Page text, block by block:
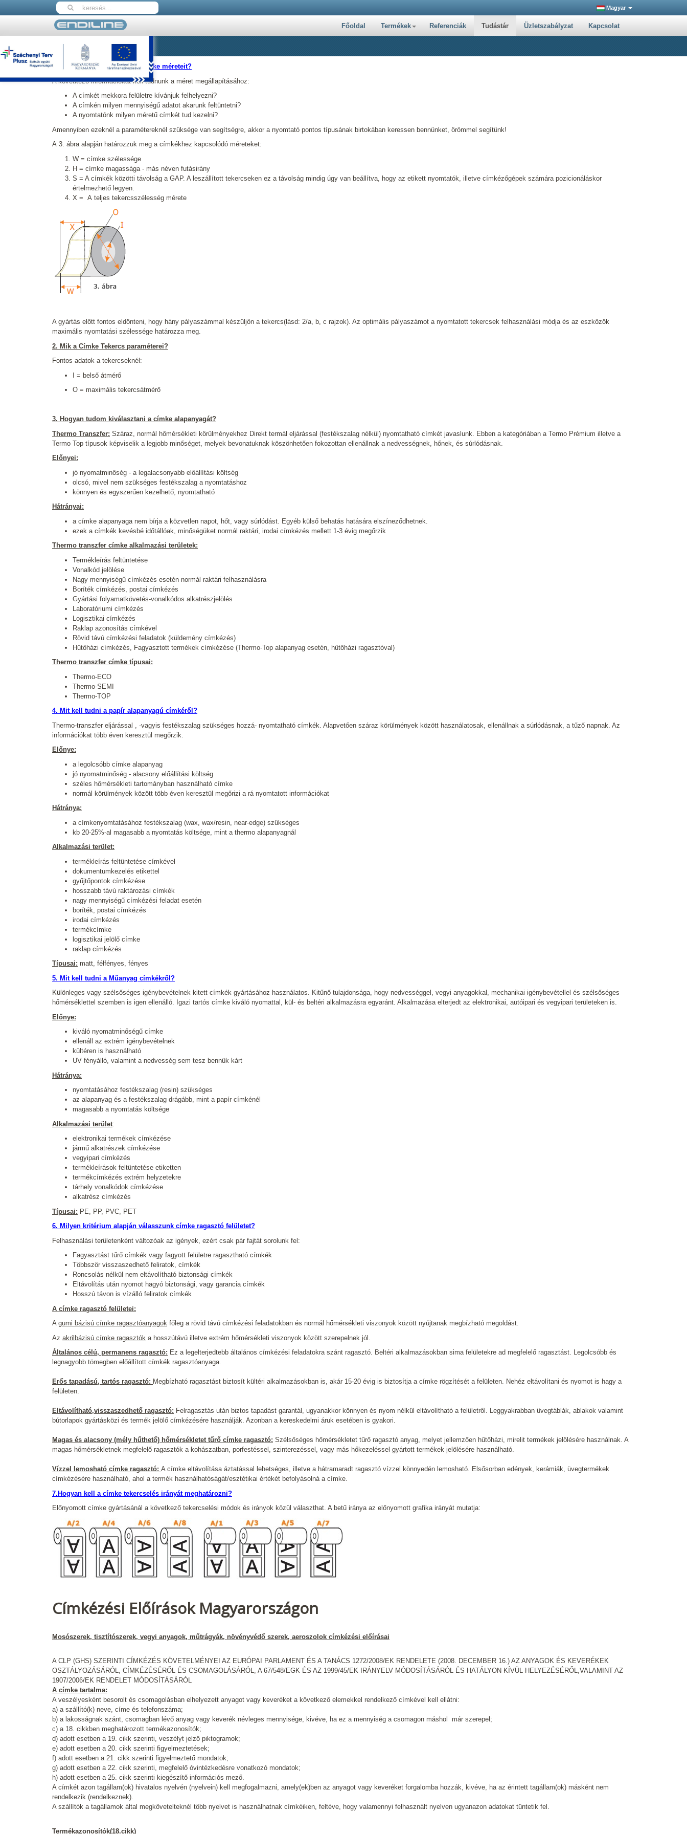
Magyar
Főoldal Termékek Referenciák Tudástár Üzletszabályzat Kapcsolat
Nyitólap Tudástár Tudástár
1.Hogyan határozom meg a címke méreteit?
A következő információkat kell tudnunk a méret megállapításához:
A címkét mekkora felületre kívánjuk felhelyezni?
A címkén milyen mennyiségű adatot akarunk feltüntetni?
A nyomtatónk milyen méretű címkét tud kezelni?
Amennyiben ezeknél a paramétereknél szüksége van segítségre, akkor a nyomtató pontos típusának birtokában keressen bennünket, örömmel segítünk!
A 3. ábra alapján határozzuk meg a címkékhez kapcsolódó méreteket:
W = címke szélessége
H = címke magassága - más néven futásirány
S = A címkék közötti távolság a GAP. A leszállított tekercseken ez a távolság mindig úgy van beállítva, hogy az etikett nyomtatók, illetve címkézőgépek számára pozicionáláskor
értelmezhető legyen.
X = A teljes tekercsszélesség mérete
A gyártás előtt fontos eldönteni, hogy hány pályaszámmal készüljön a tekercs(lásd: 2/a, b, c rajzok). Az optimális pályaszámot a nyomtatott tekercsek felhasználási módja és az eszközök
maximális nyomtatási szélessége határozza meg.
2. Mik a Címke Tekercs paraméterei?
Fontos adatok a tekercseknél:
I = belső átmérő
O = maximális tekercsátmérő
3. Hogyan tudom kiválasztani a címke alapanyagát?
Thermo Transzfer: Száraz, normál hőmérsékleti körülményekhez Direkt termál eljárással (festékszalag nélkül) nyomtatható címkét javaslunk. Ebben a kategóriában a Termo Prémium illetve a
Termo Top típusok képviselik a legjobb minőséget, melyek bevonatuknak köszönhetően fokozottan ellenállnak a nedvességnek, hőnek, és súrlódásnak.
Előnyei:
jó nyomatminőség - a legalacsonyabb előállítási költség
olcsó, mivel nem szükséges festékszalag a nyomtatáshoz
könnyen és egyszerűen kezelhető, nyomtatható
Hátrányai:
a címke alapanyaga nem bírja a közvetlen napot, hőt, vagy súrlódást. Egyéb külső behatás hatására elszíneződhetnek.
ezek a címkék kevésbé időtállóak, minőségüket normál raktári, irodai címkézés mellett 1-3 évig megőrzik
Thermo transzfer címke alkalmazási területek:
Termékleírás feltüntetése
Vonalkód jelölése
Nagy mennyiségű címkézés esetén normál raktári felhasználásra
Boríték címkézés, postai címkézés
Gyártási folyamatkövetés-vonalkódos alkatrészjelölés
Laboratóriumi címkézés
Logisztikai címkézés
Raklap azonosítás címkével
Rövid távú címkézési feladatok (küldemény címkézés)
Hűtőházi címkézés, Fagyasztott termékek címkézése (Thermo-Top alapanyag esetén, hűtőházi ragasztóval)
Thermo transzfer címke típusai:
Thermo-ECO
Thermo-SEMI
Thermo-TOP
4. Mit kell tudni a papír alapanyagú címkéről?
Thermo-transzfer eljárással , -vagyis festékszalag szükséges hozzá- nyomtatható címkék. Alapvetően száraz körülmények között használatosak, ellenállnak a súrlódásnak, a tűző napnak. Az
információkat több éven keresztül megőrzik.
Előnye:
a legolcsóbb címke alapanyag
jó nyomatminőség - alacsony előállítási költség
széles hőmérsékleti tartományban használható címke
normál körülmények között több éven keresztül megőrizi a rá nyomtatott információkat
Hátránya:
a címkenyomtatásához festékszalag (wax, wax/resin, near-edge) szükséges
kb 20-25%-al magasabb a nyomtatás költsége, mint a thermo alapanyagnál
Alkalmazási terület:
termékleírás feltüntetése címkével
dokumentumkezelés etikettel
gyűjtőpontok címkézése
hosszabb távú raktározási címkék
nagy mennyiségű címkézési feladat esetén
boríték, postai címkézés
irodai címkézés
termékcímke
logisztikai jelölő címke
raklap címkézés
Típusai: matt, félfényes, fényes
5. Mit kell tudni a Műanyag címkékről?
Különleges vagy szélsőséges igénybevételnek kitett címkék gyártásához használatos. Kitűnő tulajdonsága, hogy nedvességgel, vegyi anyagokkal, mechanikai igénybevétellel és szélsőséges
hőmérséklettel szemben is igen ellenálló. Igazi tartós címke kiváló nyomattal, kül- és beltéri alkalmazásra egyaránt. Alkalmazása elterjedt az elektronikai, autóipari és vegyipari területeken is.
Előnye:
kiváló nyomatminőségű címke
ellenáll az extrém igénybevételnek
kültéren is használható
UV fényálló, valamint a nedvesség sem tesz bennük kárt
Hátránya:
nyomtatásához festékszalag (resin) szükséges
az alapanyag és a festékszalag drágább, mint a papír címkénél
magasabb a nyomtatás költsége
Alkalmazási terület:
elektronikai termékek címkézése
jármű alkatrészek címkézése
vegyipari címkézés
termékleírások feltüntetése etiketten
termékcímkézés extrém helyzetekre
tárhely vonalkódok címkézése
alkatrész címkézés
Típusai: PE, PP, PVC, PET
6. Milyen kritérium alapján válasszunk címke ragasztó felületet?
Felhasználási területenként változóak az igények, ezért csak pár fajtát sorolunk fel:
Fagyasztást tűrő címkék vagy fagyott felületre ragasztható címkék
Többször visszaszedhető feliratok, címkék
Roncsolás nélkül nem eltávolítható biztonsági címkék
Eltávolítás után nyomot hagyó biztonsági, vagy garancia címkék
Hosszú távon is vízálló feliratok címkék
A címke ragasztó felületei:
A gumi bázisú címke ragasztóanyagok főleg a rövid távú címkézési feladatokban és normál hőmérsékleti viszonyok között nyújtanak megbízható megoldást.
Az akrilbázisú címke ragasztók a hosszútávú illetve extrém hőmérsékleti viszonyok között szerepelnek jól.
Általános célú, permanens ragasztó: Ez a legelterjedtebb általános címkézési feladatokra szánt ragasztó. Beltéri alkalmazásokban sima felületekre ad megfelelő ragasztást. Legolcsóbb és
legnagyobb tömegben előállított címkék ragasztóanyaga.
Erős tapadású, tartós ragasztó: Megbízható ragasztást biztosít kültéri alkalmazásokban is, akár 15-20 évig is biztosítja a címke rögzítését a felületen. Nehéz eltávolítani és nyomot is hagy a
felületen.
Eltávolítható,visszaszedhető ragasztó: Felragasztás után biztos tapadást garantál, ugyanakkor könnyen és nyom nélkül eltávolítható a felületről. Leggyakrabban üvegtáblák, ablakok valamint
bútorlapok gyártásközi és termék jelölő címkézésére használják. Azonban a kereskedelmi áruk esetében is gyakori.
Magas és alacsony (mély hűthető) hőmérsékletet tűrő címke ragasztó: Szélsőséges hőmérsékletet tűrő ragasztó anyag, melyet jellemzően hűtőházi, mirelit termékek jelölésére használnak. A
magas hőmérsékletnek megfelelő ragasztók a kohászatban, porfestéssel, szinterezéssel, vagy más hőkezeléssel gyártott termékek jelölésére használható.
Vízzel lemosható címke ragasztó: A címke eltávolítása áztatással lehetséges, illetve a hátramaradt ragasztó vízzel könnyedén lemosható. Elsősorban edények, kerámiák, üvegtermékek
címkézésére használható, ahol a termék használhatóságát/esztétikai értékét befolyásolná a címke.
7.Hogyan kell a címke tekercselés irányát meghatározni?
Előnyomott címke gyártásánál a következő tekercselési módok és irányok közül választhat. A betű iránya az előnyomott grafika irányát mutatja:
Címkézési Előírások Magyarországon
Mosószerek, tisztítószerek, vegyi anyagok, műtrágyák, növényvédő szerek, aeroszolok címkézési előírásai
A CLP (GHS) SZERINTI CÍMKÉZÉS KÖVETELMÉNYEI AZ EURÓPAI PARLAMENT ÉS A TANÁCS 1272/2008/EK RENDELETE (2008. DECEMBER 16.) AZ ANYAGOK ÉS KEVERÉKEK
OSZTÁLYOZÁSÁRÓL, CÍMKÉZÉSÉRŐL ÉS CSOMAGOLÁSÁRÓL, A 67/548/EGK ÉS AZ 1999/45/EK IRÁNYELV MÓDOSÍTÁSÁRÓL ÉS HATÁLYON KÍVÜL HELYEZÉSÉRŐL,VALAMINT AZ
1907/2006/EK RENDELET MÓDOSÍTÁSÁRÓL
A címke tartalma:
A veszélyesként besorolt és csomagolásban elhelyezett anyagot vagy keveréket a következő elemekkel rendelkező címkével kell ellátni:
a) a szállító(k) neve, címe és telefonszáma;
b) a lakosságnak szánt, csomagban lévő anyag vagy keverék névleges mennyisége, kivéve, ha ez a mennyiség a csomagon máshol
már szerepel;
c) a 18. cikkben meghatározott termékazonosítók;
d) adott esetben a 19. cikk szerinti, veszélyt jelző piktogramok;
e) adott esetben a 20. cikk szerinti figyelmeztetések;
f) adott esetben a 21. cikk szerinti figyelmeztető mondatok;
g) adott esetben a 22. cikk szerinti, megfelelő óvintézkedésre vonatkozó mondatok;
h) adott esetben a 25. cikk szerinti kiegészítő információs mező.
A címkét azon tagállam(ok) hivatalos nyelvén (nyelvein) kell megfogalmazni, amely(ek)ben az anyagot vagy keveréket forgalomba hozzák, kivéve, ha az érintett tagállam(ok) másként nem
rendelkezik (rendelkeznek).
A szállítók a tagállamok által megkövetelteknél több nyelvet is használhatnak címkéiken, feltéve, hogy valamennyi felhasznált nyelven ugyanazon adatokat tüntetik fel.
Termékazonosítók(18.cikk)